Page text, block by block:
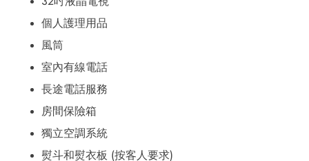
個人護理用品
風筒
室內有線電話
長途電話服務
房間保險箱
獨立空調系統
熨斗和熨衣板 (按客人要求)